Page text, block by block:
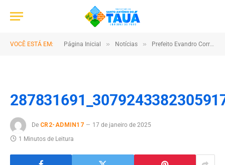
VOCÊ ESTÁ EM: Página Inicial » Notícias » Prefeito Evandro Corrêa Participou do Festival do Marisco Em Borralhos
De CR2-ADMIN17
17 de janeiro de 2025
1 Minutos de Leitura